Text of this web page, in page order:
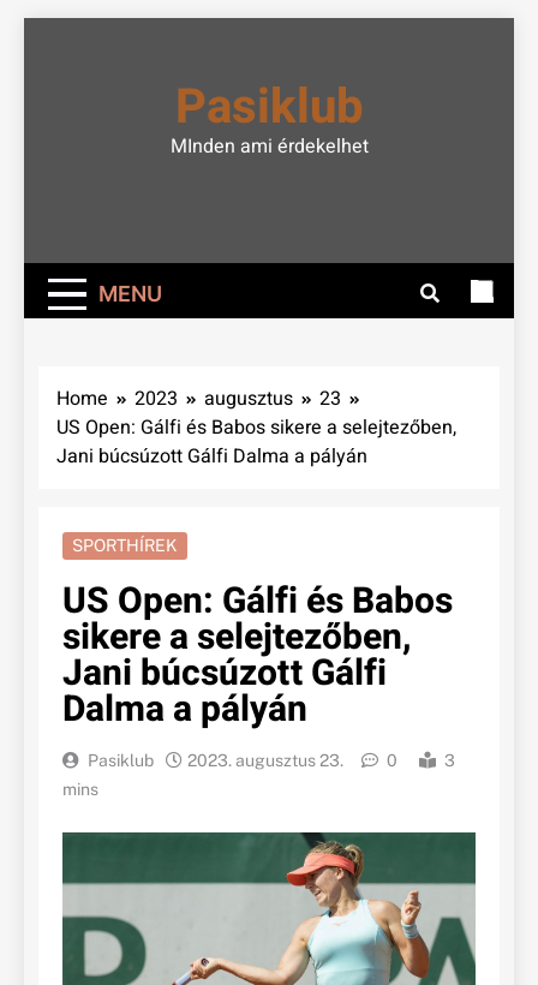
Pasiklub
MInden ami érdekelhet
MENU
Home 2023 augusztus
23
US Open: Gálfi és Babos sikere a selejtezőben,
Jani búcsúzott Gálfi Dalma a pályán
SPORTHÍREK
US Open: Gálfi és Babos
sikere a selejtezőben,
Jani búcsúzott Gálfi
Dalma a pályán
Pasiklub 2023. augusztus 23. 0
3
mins